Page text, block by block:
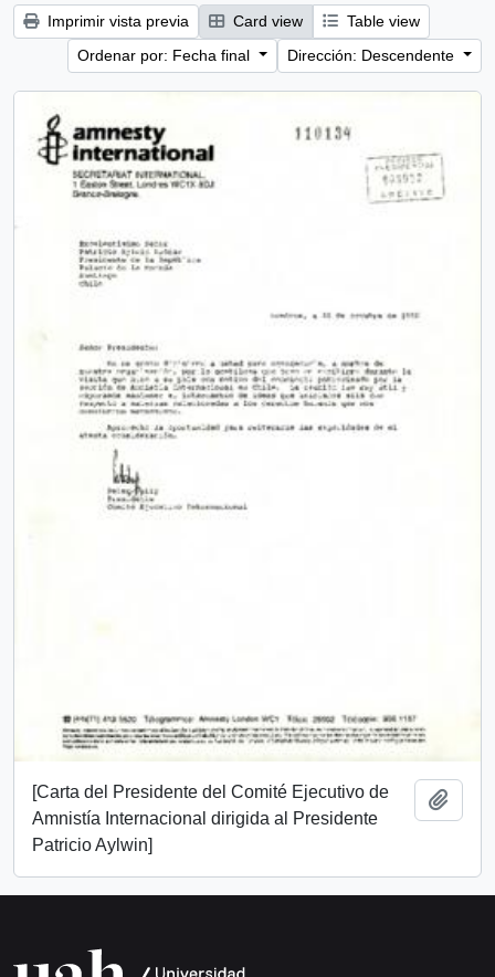
Imprimir vista previa Card view
Table view
Ordenar por: Fecha final
Dirección: Descendente
[Carta del Presidente del Comité Ejecutivo de
Amnistía Internacional dirigida al Presidente
Patricio Aylwin]